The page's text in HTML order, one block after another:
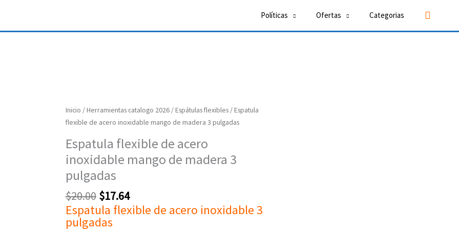
Políticas Ofertas Categorias Buscar
Inicio /Herramientas catalogo 2026/Espátulas flexibles/ Espatula
flexible de acero inoxidable mango de madera 3 pulgadas
Espatula flexible de acero
inoxidable mango de madera 3
pulgadas
$20.00
Original
price
$20.00.
$17.64
Current
price
$17.64.
Espatula flexible de acero inoxidable 3
pulgadas
Espatula
flexible
acero
inoxidable
mango
de
madera
3
pulgadas